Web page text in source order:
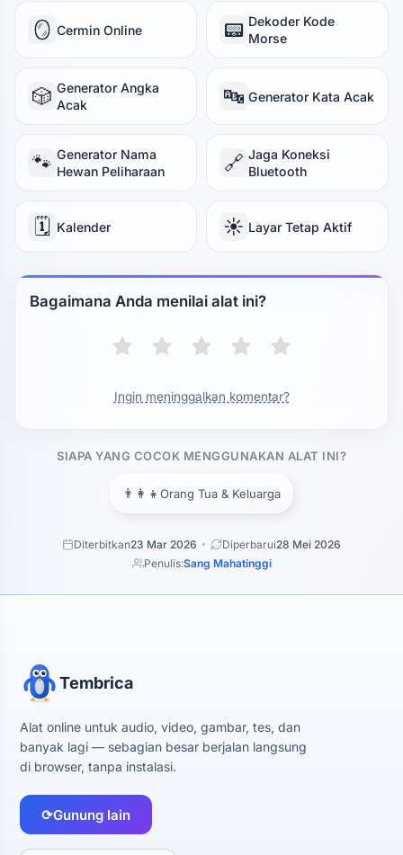
🪞 Cermin Online 📟 Dekoder Kode
Morse
🎲 Generator Angka
Acak
🔤 Generator Kata Acak
🐾 Generator Nama
Hewan Peliharaan
🔗 Jaga Koneksi
Bluetooth
🗓️ Kalender ☀️ Layar Tetap Aktif
Bagaimana Anda menilai alat ini?
Ingin meninggalkan komentar?
SIAPA YANG COCOK MENGGUNAKAN ALAT INI?
👨‍👩‍👧 Orang Tua & Keluarga
Diterbitkan23 Mar 2026 Diperbarui28 Mei 2026
Penulis:Sang Mahatinggi
Tembrica
Alat online untuk audio, video, gambar, tes, dan
banyak lagi — sebagian besar berjalan langsung
di browser, tanpa instalasi.
⟳Gunung lain